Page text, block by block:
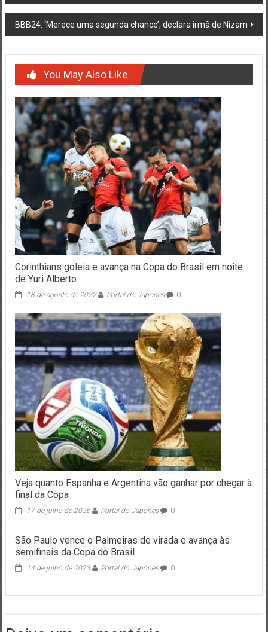
navigation
BBB24: ‘Merece uma segunda chance’, declara irmã de Nizam
You May Also Like
Corinthians goleia e avança na Copa do Brasil em noite
de Yuri Alberto
18 de agosto de 2022 Portal do Japones 0
Veja quanto Espanha e Argentina vão ganhar por chegar à
final da Copa
17 de julho de 2026 Portal do Japones 0
São Paulo vence o Palmeiras de virada e avança às
semifinais da Copa do Brasil
14 de julho de 2023 Portal do Japones 0